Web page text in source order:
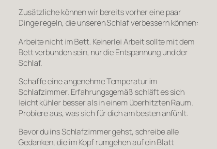
Zusätzliche können wir bereits vorher eine paar
Dinge regeln, die unseren Schlaf verbessern können:
Arbeite nicht im Bett. Keinerlei Arbeit sollte mit dem
Bett verbunden sein, nur die Entspannung und der
Schlaf.
Schaffe eine angenehme Temperatur im
Schlafzimmer. Erfahrungsgemäß schläft es sich
leicht kühler besser als in einem überhitzten Raum.
Probiere aus, was sich für dich am besten anfühlt.
Bevor du ins Schlafzimmer gehst, schreibe alle
Gedanken, die im Kopf rumgehen auf ein Blatt